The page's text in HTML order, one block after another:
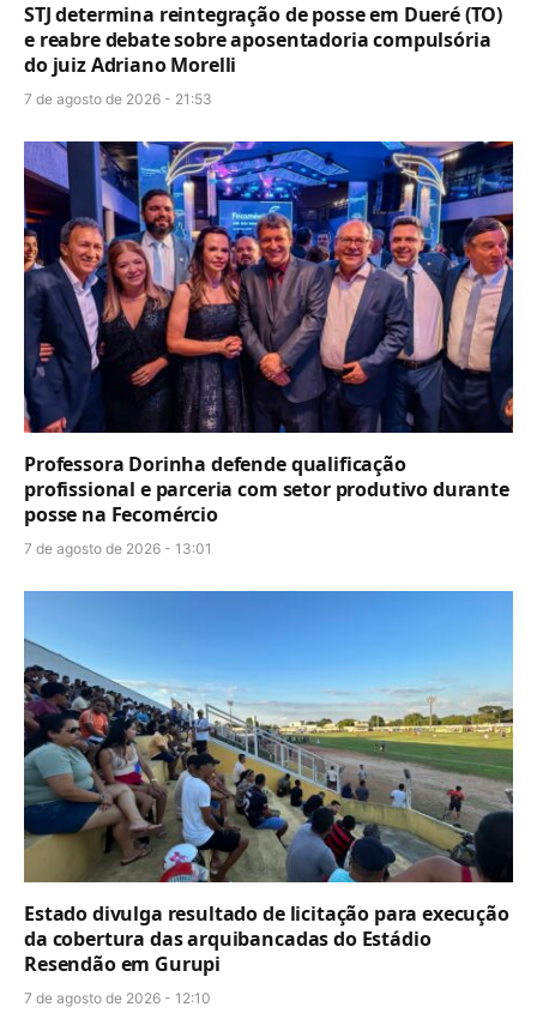
STJ determina reintegração de posse em Dueré (TO)
e reabre debate sobre aposentadoria compulsória
do juiz Adriano Morelli
7 de agosto de 2026 - 21:53
Professora Dorinha defende qualificação
profissional e parceria com setor produtivo durante
posse na Fecomércio
7 de agosto de 2026 - 13:01
Estado divulga resultado de licitação para execução
da cobertura das arquibancadas do Estádio
Resendão em Gurupi
7 de agosto de 2026 - 12:10